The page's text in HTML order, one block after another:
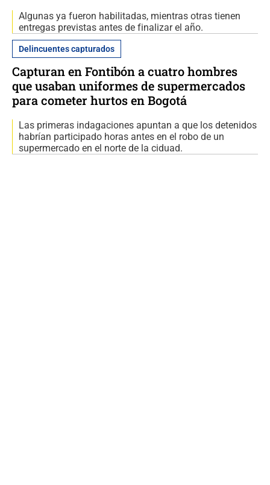
Algunas ya fueron habilitadas, mientras otras tienen
entregas previstas antes de finalizar el año.
Delincuentes capturados
Capturan en Fontibón a cuatro hombres
que usaban uniformes de supermercados
para cometer hurtos en Bogotá
Las primeras indagaciones apuntan a que los detenidos
habrían participado horas antes en el robo de un
supermercado en el norte de la ciduad.